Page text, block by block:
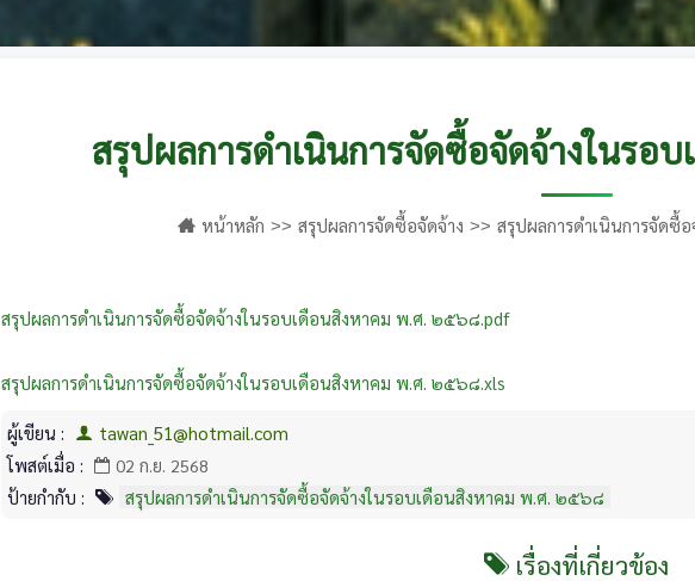
สรุปผลการดำเนินการจัดซื้อจัดจ้างในร
หน้าหลัก สรุปผลการจัดซื้อจัดจ้าง สรุปผลการดำเนินการจัดซื้
สรุปผลการดำเนินการจัดซื้อจัดจ้างในรอบเดือนสิงหาคม พ.ศ. ๒๕๖๘.pdf
สรุปผลการดำเนินการจัดซื้อจัดจ้างในรอบเดือนสิงหาคม พ.ศ. ๒๕๖๘.xls
ผู้เขียน :
tawan_51@hotmail.com
โพสต์เมื่อ :
02 ก.ย. 2568
ป้ายกำกับ : สรุปผลการดำเนินการจัดซื้อจัดจ้างในรอบเดือนสิงหาคม พ.ศ. ๒๕๖๘
เรื่องที่เกี่ยวข้อง